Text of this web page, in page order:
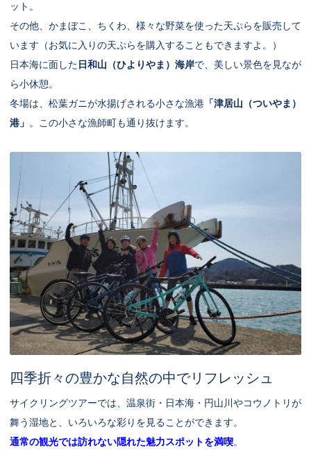
ット。
その他、かまぼこ、ちくわ、様々な野菜を使った天ぷらを販売して
います（お気に入りの天ぷらを購入することもできますよ。）
日本海に面した 日和山（ひよりやま）海岸で、美しい景色を見なが
ら小休憩。
冬場は、松葉ガニが水揚げされる小さな漁港 「津居山（ついやま）
港」 。この小さな漁師町も通り抜けます。
四季折々の豊かな自然の中でリフレッシュ
サイクリングツアーでは、温泉街・日本海・円山川やコウノトリが
舞う湿地と、いろいろな彩りを見ることができます。
通常の観光では訪れない隠れた魅力スポットを満喫。